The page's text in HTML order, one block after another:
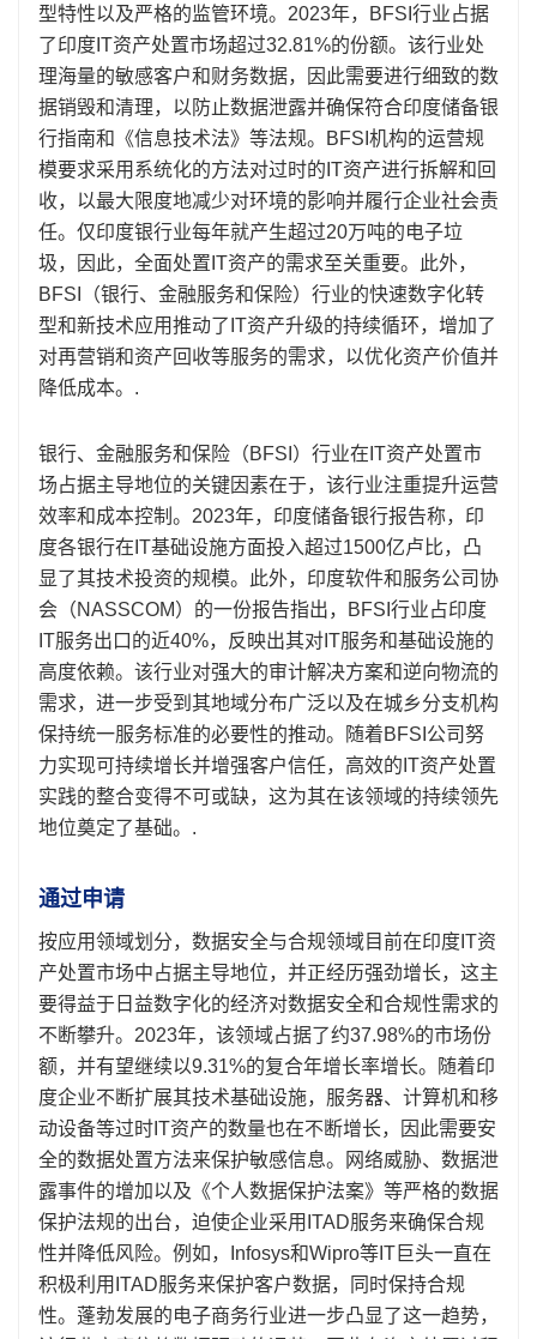
型特性以及严格的监管环境。2023年，BFSI行业占据
了印度IT资产处置市场超过32.81%的份额。该行业处
理海量的敏感客户和财务数据，因此需要进行细致的数
据销毁和清理，以防止数据泄露并确保符合印度储备银
行指南和《信息技术法》等法规。BFSI机构的运营规
模要求采用系统化的方法对过时的IT资产进行拆解和回
收，以最大限度地减少对环境的影响并履行企业社会责
任。仅印度银行业每年就产生超过20万吨的电子垃
圾，因此，全面处置IT资产的需求至关重要。此外，
BFSI（银行、金融服务和保险）行业的快速数​​字化转
型和新技术应用推动了IT资产升级的持续循环，增加了
对再营销和资产回收等服务的需求，以优化资产价值并
降低成本。.
银行、金融服务和保险（BFSI）行业在IT资产处置市
场占据主导地位的关键因素在于，该行业注重提升运营
效率和成本控制。2023年，印度储备银行报告称，印
度各银行在IT基础设施方面投入超过1500亿卢比，凸
显了其技术投资的规模。此外，印度软件和服务公司协
会（NASSCOM）的一份报告指出，BFSI行业占印度
IT服务出口的近40%，反映出其对IT服务和基础设施的
高度依赖。该行业对强大的审计解决方案和逆向物流的
需求，进一步受到其地域分布广泛以及在城乡分支机构
保持统一服务标准的必要性的推动。随着BFSI公司努
力实现可持续增长并增强客户信任，高效的IT资产处置
实践的整合变得不可或缺，这为其在该领域的持续领先
地位奠定了基础。.
通过申请
按应用领域划分，数据安全与合规领域目前在印度IT资
产处置市场中占据主导地位，并正经历强劲增长，这主
要得益于日益数字化的经济对数据安全和合规性需求的
不断攀升。2023年，该领域占据了约37.98%的市场份
额，并有望继续以9.31%的复合年增长率增长。随着印
度企业不断扩展其技术基础设施，服务器、计算机和移
动设备等过时IT资产的数量也在不断增长，因此需要安
全的数据处置方法来保护敏感信息。网络威胁、数据泄
露事件的增加以及《个人数据保护法案》等严格的数据
保护法规的出台，迫使企业采用ITAD服务来确保合规
性并降低风险。例如，Infosys和Wipro等IT巨头一直在
积极利用ITAD服务来保护客户数据，同时保持合规
性。蓬勃发展的电子商务行业进一步凸显了这一趋势，